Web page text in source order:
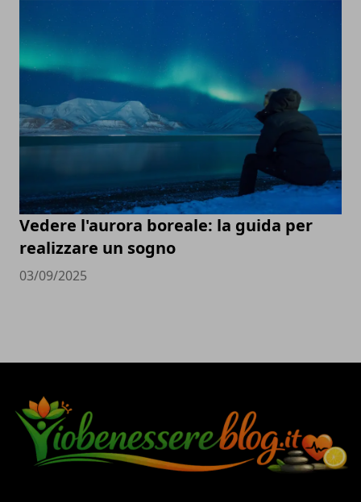
Vedere l'aurora boreale: la guida per
realizzare un sogno
03/09/2025